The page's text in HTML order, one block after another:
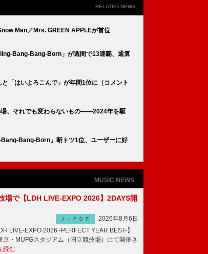
RELATED NEWS
Man／Mrs. GREEN APPLEが首位
Bang-Bang-Born」が週間で13連覇、通算
「はいよろこんで」が年間1位に（コメント
、それでも変わらないもの――2024年を駆
Bang-Born」断トツ1位、ユーザーに好
MUSIC NEWS
場で【LDH LIVE-EXPO 2026】2DAYS開
Ｊ－ＰＯＰ
2026年8月6日
LIVE-EXPO 2026 -PERFECT YEAR BEST-】
・MUFGスタジアム（国立競技場）にて開催さ
読む